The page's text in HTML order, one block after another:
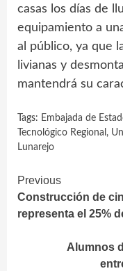
casas los días de
equipamiento a
al público, ya que
livianas y
mantendrá su
Tags: Embajada de
Tecnológico Regional ,
Lunarejo
Continue
Reading
Previous
Construcción de
representa el 25%
Alumnos